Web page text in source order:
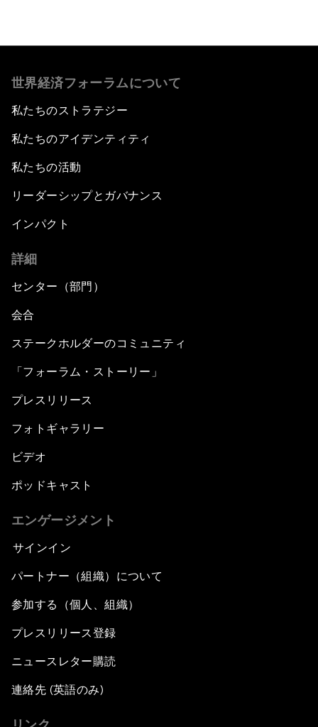
世界経済フォーラムについて
私たちのストラテジー
私たちのアイデンティティ
私たちの活動
リーダーシップとガバナンス
インパクト
詳細
センター（部門）
会合
ステークホルダーのコミュニティ
「フォーラム・ストーリー」
プレスリリース
フォトギャラリー
ビデオ
ポッドキャスト
エンゲージメント
サインイン
パートナー（組織）について
参加する（個人、組織）
プレスリリース登録
ニュースレター購読
連絡先 (英語のみ)